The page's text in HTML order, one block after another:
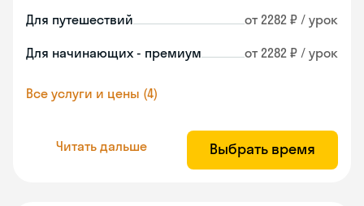
Для путешествий от 2282 ₽ / урок
Для начинающих - премиум от 2282 ₽ / урок
Все услуги и цены (4)
Читать дальше Выбрать время